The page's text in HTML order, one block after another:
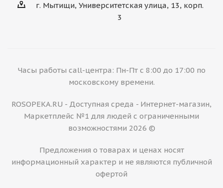
г. Мытищи, Университетская улица, 13, корп.
3
Часы работы call-центра: Пн-Пт с 8:00 до 17:00 по
московскому времени.
ROSOPEKA.RU - Доступная среда - Интернет-магазин,
Маркетплейс №1 для людей с ограниченными
возможностями 2026 ©
Предложения о товарах и ценах носят
информационный характер и не являются публичной
офертой